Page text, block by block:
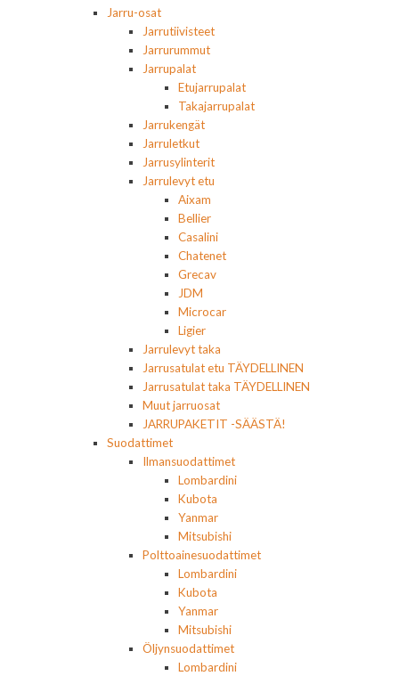
Jarru-osat
Jarrutiivisteet
Jarrurummut
Jarrupalat
Etujarrupalat
Takajarrupalat
Jarrukengät
Jarruletkut
Jarrusylinterit
Jarrulevyt etu
Aixam
Bellier
Casalini
Chatenet
Grecav
JDM
Microcar
Ligier
Jarrulevyt taka
Jarrusatulat etu TÄYDELLINEN
Jarrusatulat taka TÄYDELLINEN
Muut jarruosat
JARRUPAKETIT -SÄÄSTÄ!
Suodattimet
Ilmansuodattimet
Lombardini
Kubota
Yanmar
Mitsubishi
Polttoainesuodattimet
Lombardini
Kubota
Yanmar
Mitsubishi
Öljynsuodattimet
Lombardini